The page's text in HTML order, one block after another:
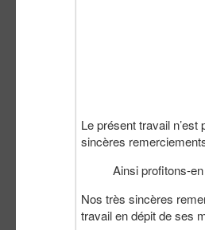
CIZA
Le présent travail
sincères
Ainsi profitons-en
Nos très sincères
travail en dépit de ses